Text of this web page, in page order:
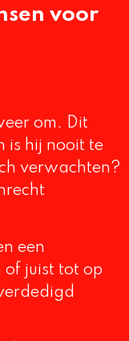
voor
om. Dit
is hij nooit te
verwachten?
een
of juist tot op